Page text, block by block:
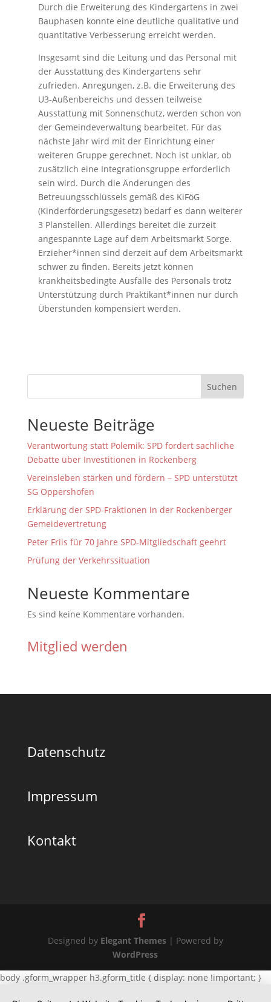
Durch die Erweiterung des Kindergartens in zwei
Bauphasen konnte eine deutliche qualitative und
quantitative Verbesserung erreicht werden.
Insgesamt sind die Leitung und das Personal mit
der Ausstattung des Kindergartens sehr
zufrieden. Anregungen, z.B. die Erweiterung des
U3-Außenbereichs und dessen teilweise
Ausstattung mit Sonnenschutz, werden schon von
der Gemeindeverwaltung bearbeitet. Für das
nächste Jahr wird mit der Einrichtung einer
weiteren Gruppe gerechnet. Noch ist unklar, ob
zusätzlich eine Integrationsgruppe erforderlich
sein wird. Durch die Änderungen des
Betreuungsschlüssels gemäß des KiFöG
(Kinderförderungsgesetz) bedarf es dann weiterer
3 Planstellen. Allerdings bereitet die zurzeit
angespannte Lage auf dem Arbeitsmarkt Sorge.
Erzieher*innen sind derzeit auf dem Arbeitsmarkt
schwer zu finden. Bereits jetzt können
krankheitsbedingte Ausfälle des Personals trotz
Unterstützung durch Praktikant*innen nur durch
Überstunden kompensiert werden.
Suchen
Neueste Beiträge
Verantwortung statt Polemik: SPD fordert sachliche
Debatte über Investitionen in Rockenberg
Vereinsleben stärken und fördern – SPD unterstützt
SG Oppershofen
Erklärung der SPD-Fraktionen in der Rockenberger
Gemeidevertretung
Peter Friis für 70 Jahre SPD-Mitgliedschaft geehrt
Prüfung der Verkehrssituation
Neueste Kommentare
Es sind keine Kommentare vorhanden.
Mitglied werden
Datenschutz
Impressum
Kontakt
Designed by Elegant Themes| Powered by
WordPress
body .gform_wrapper h3.gform_title { display: none !important; }